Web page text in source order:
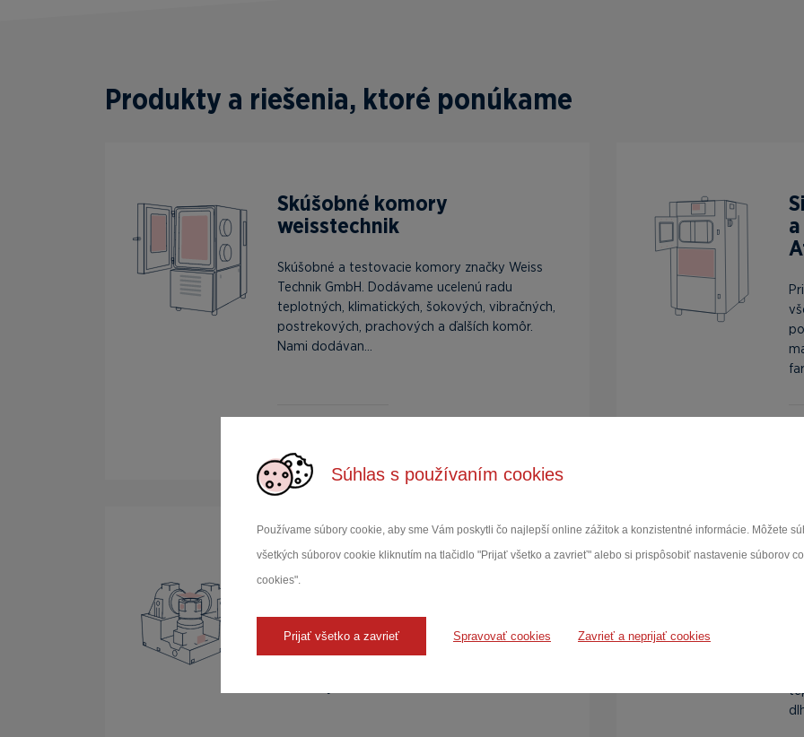
Súhlas s používaním cookies
Používame súbory cookie, aby sme Vám poskytli čo najlepší online zážitok a konzistentné informácie. Môžete
všetkých súborov cookie kliknutím na tlačidlo "Prijať všetko a zavrieť" alebo si prispôsobiť nastavenie súborov
cookies".
Prijať všetko a zavrieť Spravovať cookies Zavrieť a neprijať cookies
Produkty a riešenia, ktoré ponúkame
Skúšobné komory
weisstechnik
Skúšobné a testovacie komory značky Weiss
Technik GmbH. Dodávame ucelenú radu
teplotných, klimatických, šokových, vibračných,
postrekových, prachových a ďalších komôr.
Nami dodávan...
Vibračné systémy Acutronic
riešeniami. Práve vibračné systémy tvoria
dôležitú súčasť takýchto požiadaviek.